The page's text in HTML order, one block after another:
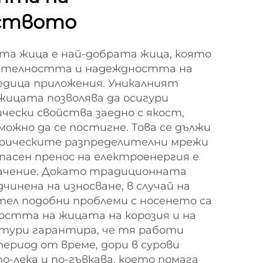
жица е най-добрата жица, която
и надеждността на
приложения. Уникалният
позволява да осигури
свойства заедно с якост,
да се постигне. Това се дължи
разпределителни мрежи
пренос на електроенергия е
Докато традиционната
на износване, в случай на
подобни проблеми с носенето са
на жицата на корозия и на
гарантира, че тя работи
от време, дори в сурови
лека и по-гъвкава, което помага